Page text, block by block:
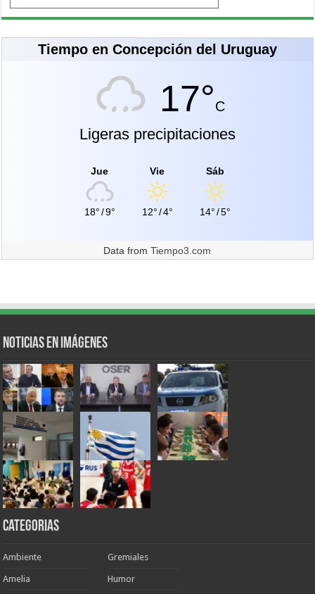
Tiempo en Concepción del Uruguay
17°C
Ligeras precipitaciones
Jue
18°/9°
Vie
12°/4°
Sáb
14°/5°
Data fromTiempo3.com
Noticias en Imágenes
Categorias
Ambiente
Amelia
Gremiales
Humor